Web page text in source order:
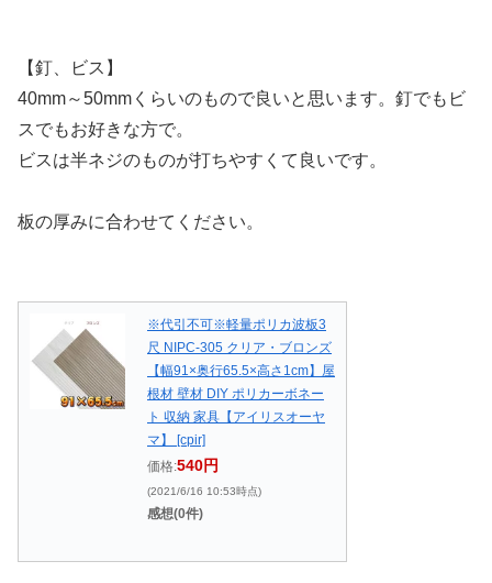
【釘、ビス】
40mm～50mmくらいのもので良いと思います。釘でもビ
スでもお好きな方で。
ビスは半ネジのものが打ちやすくて良いです。
板の厚みに合わせてください。
※代引不可※軽量ポリカ波板3
尺 NIPC-305 クリア・ブロンズ
【幅91×奥行65.5×高さ1cm】屋
根材 壁材 DIY ポリカーボネー
ト 収納 家具【アイリスオーヤ
マ】 [cpir]
価格:540円
(2021/6/16 10:53時点)
感想(0件)